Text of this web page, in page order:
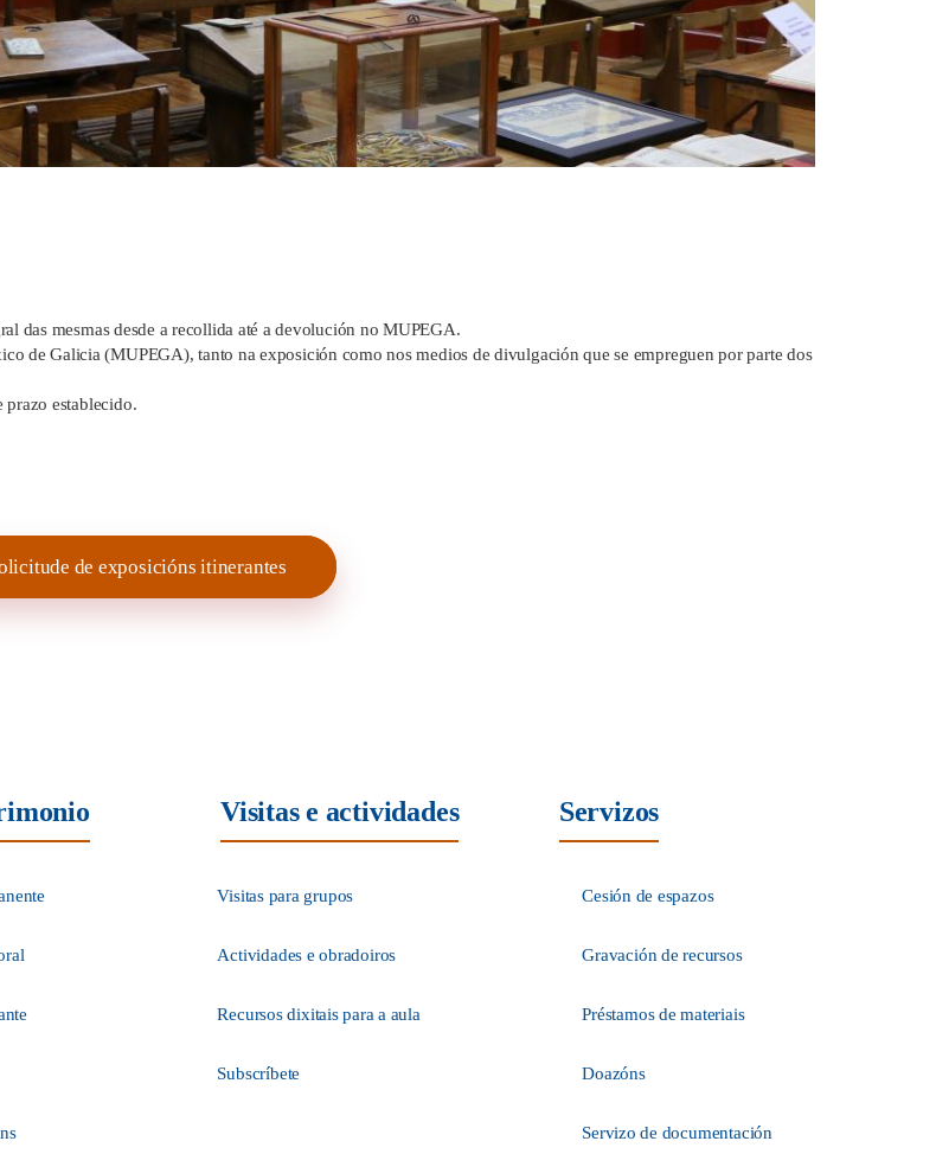
das mesmas desde a recollida até a devolución no MUPEGA.
de Galicia (MUPEGA), tanto na exposición como nos medios de divulgación que se empreguen por parte dos
establecido.
de exposicións itinerantes
Visitas e actividades
Visitas para grupos
Actividades e obradoiros
Recursos dixitais para a aula
Subscríbete
Servizos
Cesión de espazos
Gravación de recursos
Préstamos de materiais
Doazóns
Servizo de documentación